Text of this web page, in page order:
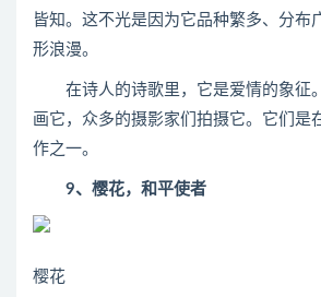
皆知。这不光是因为它品种繁多、分布
形浪漫。
在诗人的诗歌里，它是爱情的象征
画它，众多的摄影家们拍摄它。它们是
作之一。
9、樱花，和平使者
樱花